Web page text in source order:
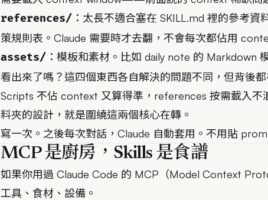
references/ ：太長不適合塞在 SKILL.md 裡的參考
策規則表。Claude 需要時才去翻，不會每次都佔用
assets/ ：模板和素材。比如 daily note 的 Markdown
看出來了嗎？這四個東西各自解決的問題不同，但背後都
Scripts 不佔 context 又算得準，references 按需載入不
料夾的設計，就是圍繞這兩個核心在轉。
寫一次。之後每次對話，Claude 自動套用。不用貼
MCP 是廚房，Skills 是食譜
如果你用過 Claude Code 的 MCP（Model Context
工具、食材、設備。